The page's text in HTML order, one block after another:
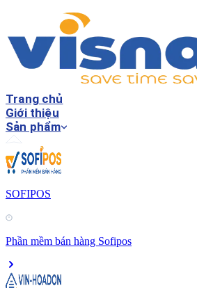
Trang chủ
Giới thiệu
Sản phẩm
SOFIPOS
Phần mềm bán hàng Sofipos